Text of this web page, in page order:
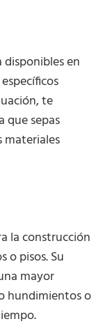
en
te
que sepas
materiales
la construcción
o pisos. Su
mayor
hundimientos o